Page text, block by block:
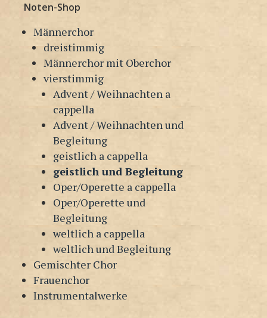
Inhalt
springen
Noten-Shop
Männerchor
dreistimmig
Männerchor mit Oberchor
vierstimmig
Advent / Weihnachten a
cappella
Advent / Weihnachten und
Begleitung
geistlich a cappella
geistlich und Begleitung
Oper/Operette a cappella
Oper/Operette und
Begleitung
weltlich a cappella
weltlich und Begleitung
Gemischter Chor
Frauenchor
Instrumentalwerke